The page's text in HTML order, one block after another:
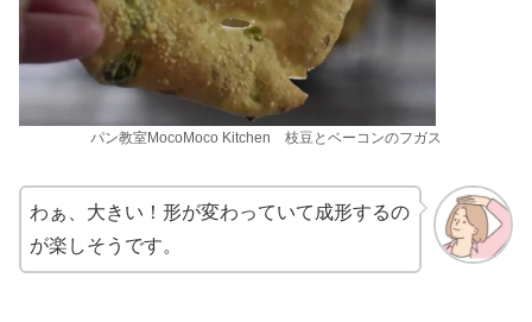
パン教室MocoMoco Kitchen 枝豆とベーコンのフガス
わぁ、大きい！形が変わっていて成形するの
が楽しそうです。